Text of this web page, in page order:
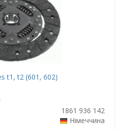
t1, t2 (601, 602)
1861 936 142
Німеччина